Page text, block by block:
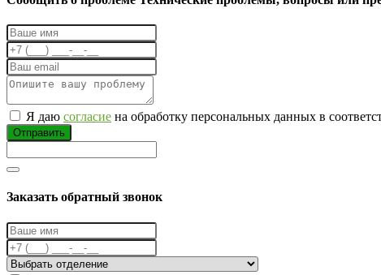
Я даю согласие на обработку персональных данных в
Отправить
Заказать обратный звонок